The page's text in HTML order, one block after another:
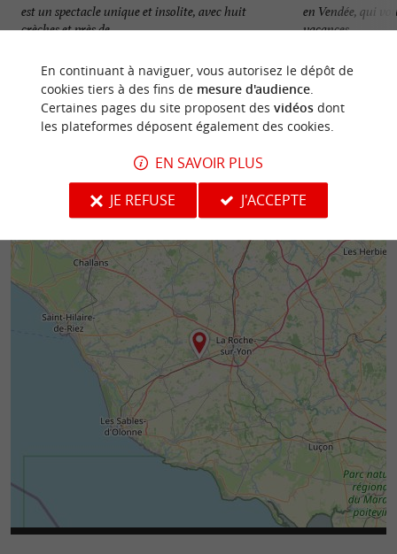
est un spectacle unique et insolite, avec huit
crèches et près de ...
6,2 km - Beaulieu-sous-la-Roche
en Vendée, qui
vacances. ...
6,2 km -
En continuant à naviguer, vous autorisez le dépôt de
cookies tiers à des fins de mesure d'audience.
Certaines pages du site proposent des vidéosdont
les plateformes déposent également des cookies.
EN SAVOIR PLUS
JE REFUSE
J'ACCEPTE